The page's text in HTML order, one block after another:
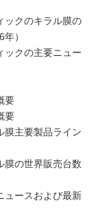
ックのキラル膜の
）
ックの主要ニュー
要
要
膜主要製品ライン
膜の世界販売台数
ュースおよび最新